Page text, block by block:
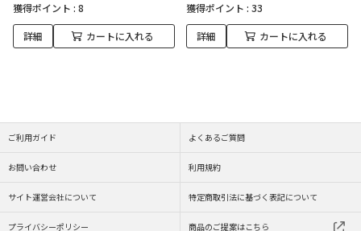
獲得ポイント : 8
詳細 カートに入れる
獲得ポイント : 33
詳細 カートに入れる
ご利用ガイド よくあるご質問
お問い合わせ 利用規約
サイト運営会社について 特定商取引法に基づく表記について
プライバシーポリシー 商品のご提案はこちら